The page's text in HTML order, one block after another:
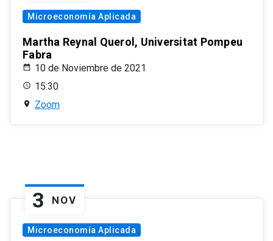
Microeconomía Aplicada
Martha Reynal Querol, Universitat Pompeu
Fabra
10 de Noviembre de 2021
15:30
Zoom
3 NOV
Microeconomía Aplicada